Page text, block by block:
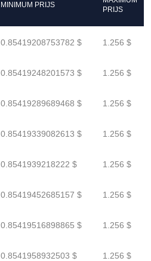
MINIMUM PRIJS
PRIJS
0.85419208753782 $ 1.256 $
0.85419248201573 $ 1.256 $
0.85419289689468 $ 1.256 $
0.85419339082613 $ 1.256 $
0.8541939218222 $ 1.256 $
0.85419452685157 $ 1.256 $
0.85419516898865 $ 1.256 $
0.8541958932503 $ 1.256 $